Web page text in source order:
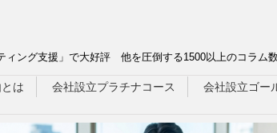
ィング支援」で大好評 他を圧倒する1500以上のコラム
は 会社設立プラチナコース 会社設立ゴー